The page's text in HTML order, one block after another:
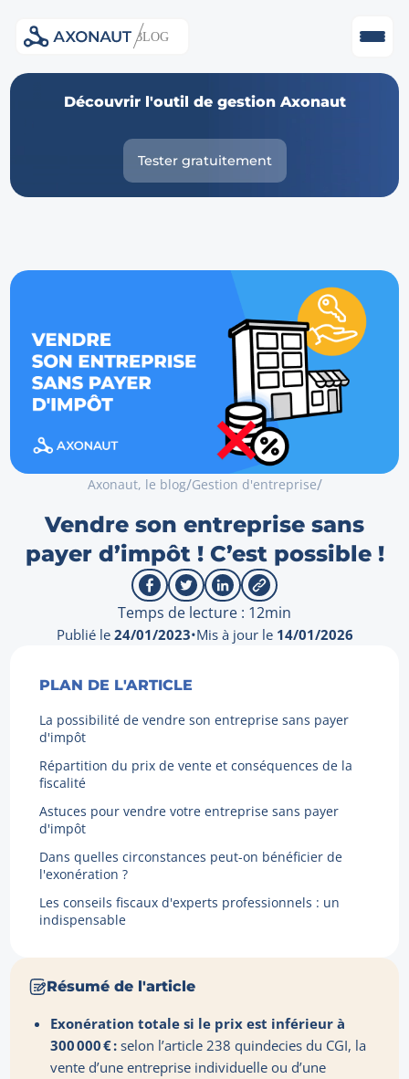
Skip
Découvrir l'outil de gestion Axonaut
Tester gratuitement
Axonaut, le blog/Gestion d'entreprise/
Vendre son entreprise sans
payer d’impôt ! C’est possible !
Temps de lecture : 12min
Publié le 24/01/2023•Mis à jour le 14/01/2026
PLAN DE L'ARTICLE
La possibilité de vendre son entreprise sans payer
d'impôt
Répartition du prix de vente et conséquences de la
fiscalité
Astuces pour vendre votre entreprise sans payer
d'impôt
Dans quelles circonstances peut-on bénéficier de
l'exonération ?
Les conseils fiscaux d'experts professionnels : un
indispensable
Résumé de l'article
Exonération totale si le prix est inférieur à
300 000 € : selon l’article 238 quindecies du CGI, la
vente d’une entreprise individuelle ou d’une